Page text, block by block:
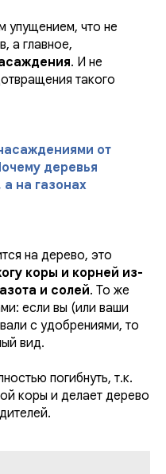
упущением, что не
а главное,
. И не
такого
от
деревья
на газонах
на дерево, это
коры и корней из-
и солей. То же
если вы (или ваши
с удобрениями, то
вид.
погибнуть, т.к.
коры и делает дерево